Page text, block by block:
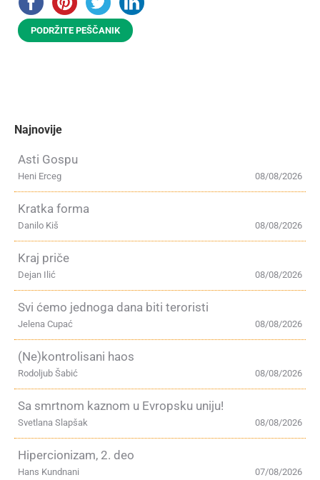
PODRŽITE PEŠČANIK
Najnovije
Asti Gospu
08/08/2026
Heni Erceg
Kratka forma
08/08/2026
Danilo Kiš
Kraj priče
08/08/2026
Dejan Ilić
Svi ćemo jednoga dana biti teroristi
08/08/2026
Jelena Cupać
(Ne)kontrolisani haos
08/08/2026
Rodoljub Šabić
Sa smrtnom kaznom u Evropsku uniju!
08/08/2026
Svetlana Slapšak
Hipercionizam, 2. deo
07/08/2026
Hans Kundnani